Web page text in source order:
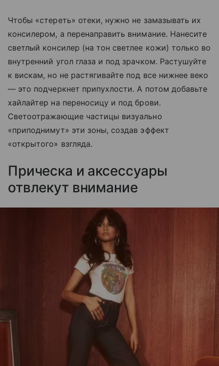
Чтобы «стереть» отеки, нужно не замазывать их
консилером, а перенаправить внимание. Нанесите
светлый консилер (на тон светлее кожи) только во
внутренний угол глаза и под зрачком. Растушуйте
к вискам, но не растягивайте под все нижнее веко
— это подчеркнет припухлости. А потом добавьте
хайлайтер на переносицу и под брови.
Светоотражающие частицы визуально
«приподнимут» эти зоны, создав эффект
«открытого» взгляда.
Прическа и аксессуары
отвлекут внимание